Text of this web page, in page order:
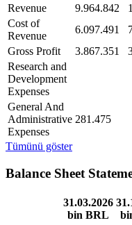
Revenue
9.964.842
Cost of
Revenue
6.097.491
Gross Profit
3.867.351
Research and
Development
Expenses
General And
Administrative
Expenses
281.475
Tümünü göster
Balance Sheet
31.03.2026
bin BRL